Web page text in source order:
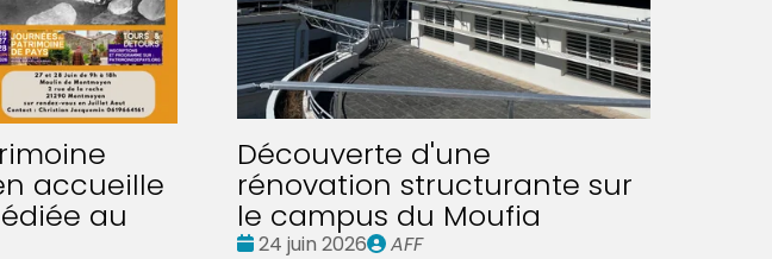
accueille
au
Découverte d'une
rénovation structurante sur
le campus du Moufia
Date
24 juin 2026
Publié
AFF